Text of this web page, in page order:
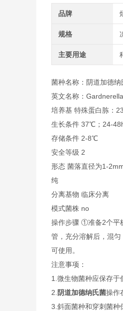
品牌
规格
主要用途
菌种名称：阴道加德纳
英文名称：
培养基 特殊蛋白胨：
生长条件 37℃；24-
存储条件 2-8℃
安全等级 2
形态 菌落直径为1-
纯
分离基物 临床分离
模式菌株 no
操作步骤 ①准备2个平
管，充分溶解后，混
可使用。
注意事项：
1.微生物菌种应保存
2. 阴道加德纳氏菌操作
3.斜面菌种和穿刺菌种